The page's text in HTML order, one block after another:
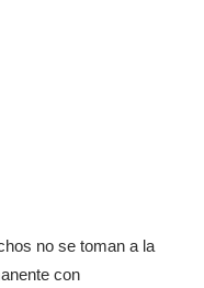
no se toman a la
con